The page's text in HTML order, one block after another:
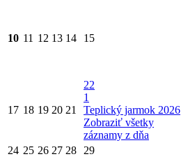
10 11 12 13 14 15
17 18 19 20 21
22
1
Teplický jarmok 2026
Zobraziť všetky
záznamy z dňa
24 25 26 27 28 29